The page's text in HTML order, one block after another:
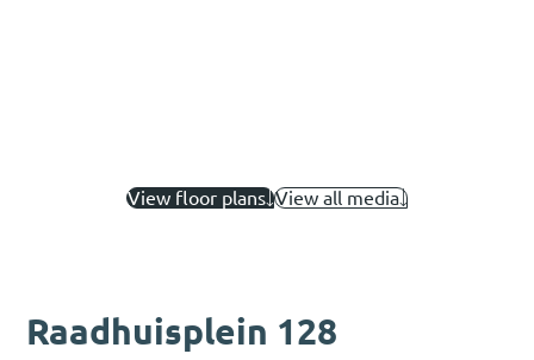
View floor plans View all media
Raadhuisplein 128